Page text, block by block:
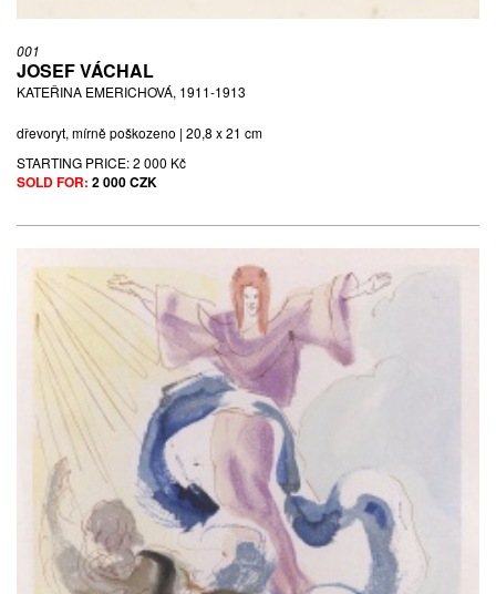
001
JOSEF VÁCHAL
KATEŘINA EMERICHOVÁ, 1911-1913
dřevoryt, mírně poškozeno | 20,8 x 21 cm
STARTING PRICE:2 000 Kč
SOLD FOR: 2 000 CZK